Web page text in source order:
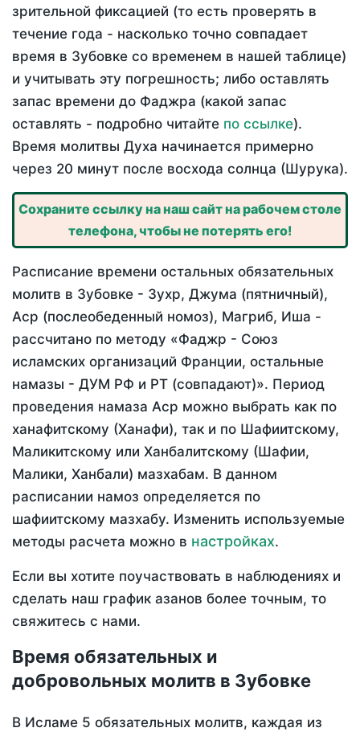
зрительной фиксацией (то есть проверять в
течение года - насколько точно совпадает
время в Зубовке со временем в нашей таблице)
и учитывать эту погрешность; либо оставлять
запас времени до Фаджра (какой запас
оставлять - подробно читайте по ссылке).
Время молитвы Духа начинается примерно
через 20 минут после восхода солнца (Шурука).
Сохраните ссылку на наш сайт на рабочем столе
телефона, чтобы не потерять его!
Расписание времени остальных обязательных
молитв в Зубовке - Зухр, Джума (пятничный),
Аср (послеобеденный номоз), Магриб, Иша -
рассчитано по методу «Фаджр - Союз
исламских организаций Франции, остальные
намазы - ДУМ РФ и РТ (совпадают)». Период
проведения намаза Аср можно выбрать как по
ханафитскому (Ханафи), так и по Шафиитскому,
Маликитскому или Ханбалитскому (Шафии,
Малики, Ханбали) мазхабам. В данном
расписании намоз определяется по
шафиитскому мазхабу. Изменить используемые
методы расчета можно в настройках.
Если вы хотите поучаствовать в наблюдениях и
сделать наш график азанов более точным, то
свяжитесь с нами.
Время обязательных и
добровольных молитв в Зубовке
В Исламе 5 обязательных молитв, каждая из